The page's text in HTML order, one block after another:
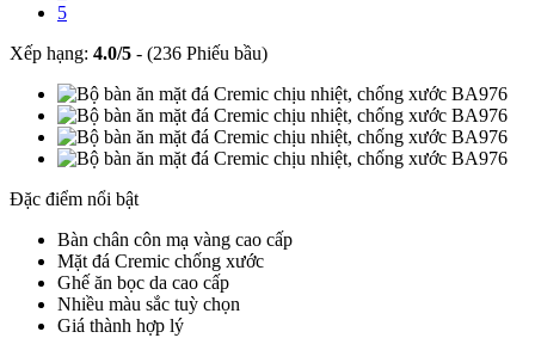
5
Xếp hạng: 4.0/5 - (236 Phiếu bầu)
Đặc điểm nổi bật
Bàn chân côn mạ vàng cao cấp
Mặt đá Cremic chống xước
Ghế ăn bọc da cao cấp
Nhiều màu sắc tuỳ chọn
Giá thành hợp lý